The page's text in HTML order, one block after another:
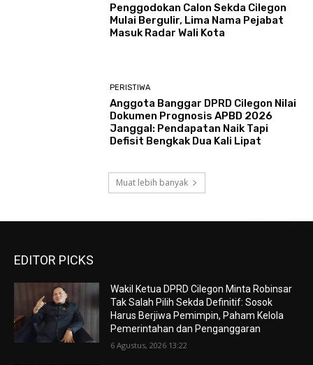
Penggodokan Calon Sekda Cilegon
Mulai Bergulir, Lima Nama Pejabat
Masuk Radar Wali Kota
PERISTIWA
Anggota Banggar DPRD Cilegon Nilai
Dokumen Prognosis APBD 2026
Janggal: Pendapatan Naik Tapi
Defisit Bengkak Dua Kali Lipat
Muat lebih banyak
EDITOR PICKS
Wakil Ketua DPRD Cilegon Minta Robinsar
Tak Salah Pilih Sekda Definitif: Sosok
Harus Berjiwa Pemimpin, Paham Kelola
Pemerintahan dan Penganggaran
6 Agustus, 2026 13:22